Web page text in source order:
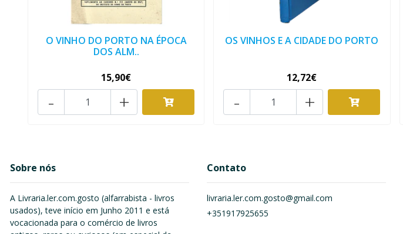
O VINHO DO PORTO NA ÉPOCA
DOS ALM..
15,90€
+
-
OS VINHOS E A CIDADE DO PORTO
12,72€
+
-
Sobre nós
A Livraria.ler.com.gosto (alfarrabista - livros
usados), teve início em Junho 2011 e está
vocacionada para o comércio de livros
Contato
livraria.ler.com.gosto@gmail.com
+351917925655